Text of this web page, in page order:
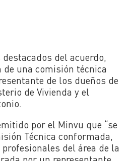
del acuerdo,
una comisión técnica
de los dueños de
de Vivienda y el
por el Minvu que “se
Técnica conformada,
del área de la